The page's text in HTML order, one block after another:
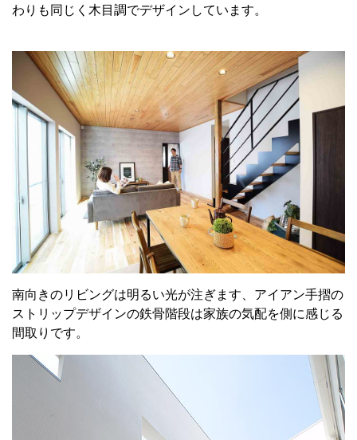
わりも同じく木目調でデザインしています。
南向きのリビングは明るい光が注ぎます、アイアン手摺の
ストリップデザインの鉄骨階段は家族の気配を側に感じる
間取りです。